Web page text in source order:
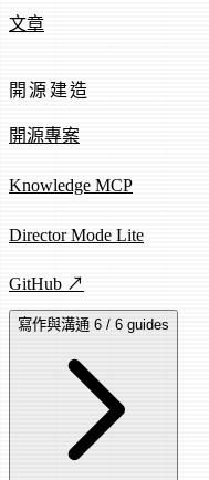
文章
開源建造
開源專案
Knowledge MCP
Director Mode Lite
GitHub ↗
寫作與溝通 6 / 6 guides